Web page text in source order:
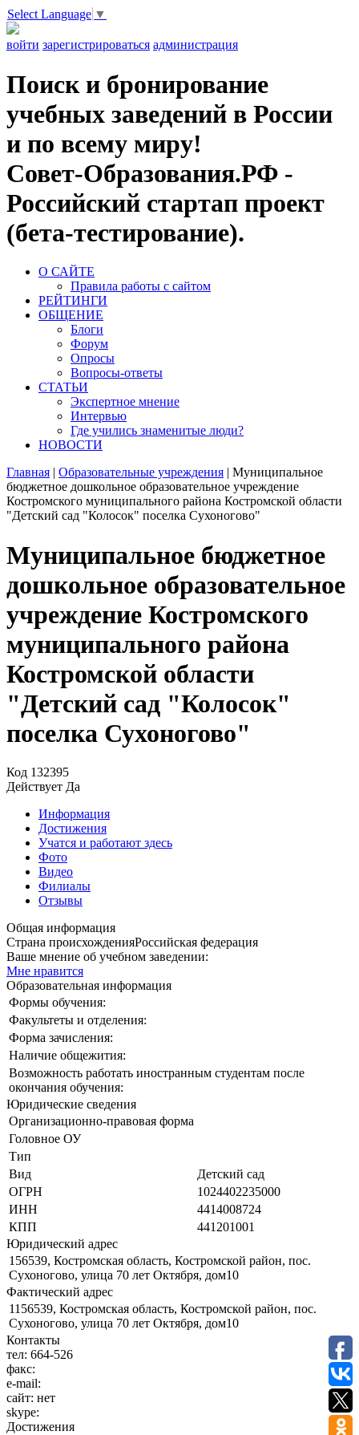
Select Language ▼
войти зарегистрироваться администрация
Поиск и бронирование
учебных заведений в России
и по всему миру!
Совет-Образования.РФ -
Российский стартап проект
(бета-тестирование).
О САЙТЕ
Правила работы с сайтом
РЕЙТИНГИ
ОБЩЕНИЕ
Блоги
Форум
Опросы
Вопросы-ответы
СТАТЬИ
Экспертное мнение
Интервью
Где учились знаменитые люди?
НОВОСТИ
Главная | Образовательные учреждения | Муниципальное
бюджетное дошкольное образовательное учреждение
Костромского муниципального района Костромской области
"Детский сад "Колосок" поселка Сухоногово"
Муниципальное бюджетное
дошкольное образовательное
учреждение Костромского
муниципального района
Костромской области
"Детский сад "Колосок"
поселка Сухоногово"
Код 132395
Действует Да
Информация
Достижения
Учатся и работают здесь
Фото
Видео
Филиалы
Отзывы
Общая информация
Страна происхожденияРоссийская федерация
Ваше мнение об учебном заведении:
Мне нравится
Образовательная информация
Формы обучения:
Факультеты и отделения:
Форма зачисления:
Наличие общежития:
Возможность работать иностранным студентам после
окончания обучения:
Юридические сведения
Организационно-правовая форма
Головное ОУ
Тип
Вид
Детский сад
ОГРН
1024402235000
ИНН
4414008724
КПП
441201001
Юридический адрес
156539, Костромская область, Костромской район, пос.
Сухоногово, улица 70 лет Октября, дом10
Фактический адрес
1156539, Костромская область, Костромской район, пос.
Сухоногово, улица 70 лет Октября, дом10
Контакты
тел: 664-526
факс:
e-mail:
сайт: нет
skype:
Достижения